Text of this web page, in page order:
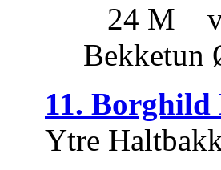
24 M
Bekketun
11.
Ytre